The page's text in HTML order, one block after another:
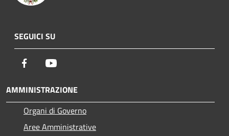
SEGUICI SU
Facebook
AMMINISTRAZIONE
Organi di Governo
Aree Amministrative